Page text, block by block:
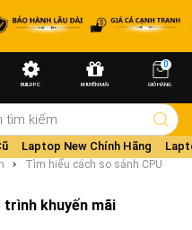
BUILD PC KHUYẾN MÃI
0
GIỎ HÀNG
Laptop New Chính Hãng
Tìm hiểu cách so sánh CPU
trình khuyến mãi